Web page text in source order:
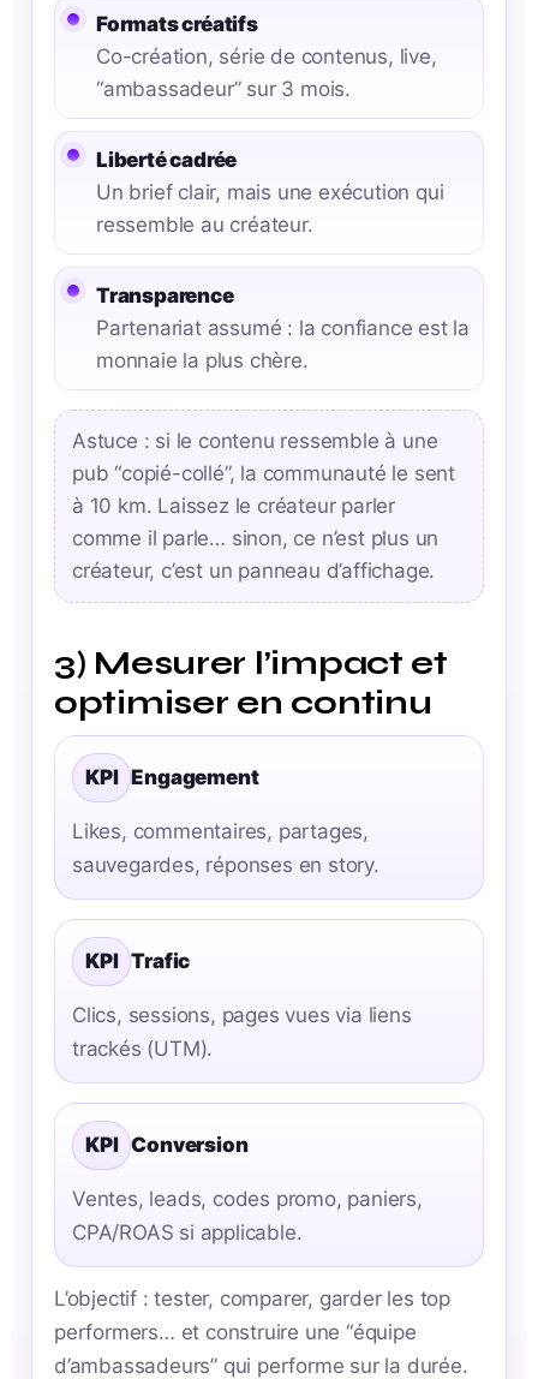
Formats créatifs
Co-création, série de contenus, live,
“ambassadeur” sur 3 mois.
Liberté cadrée
Un brief clair, mais une exécution qui
ressemble au créateur.
Transparence
Partenariat assumé : la confiance est la
monnaie la plus chère.
Astuce : si le contenu ressemble à une
pub “copié-collé”, la communauté le sent
à 10 km. Laissez le créateur parler
comme il parle… sinon, ce n’est plus un
créateur, c’est un panneau d’affichage.
3) Mesurer l’impact et
optimiser en continu
KPI Engagement
Likes, commentaires, partages,
sauvegardes, réponses en story.
KPI Trafic
Clics, sessions, pages vues via liens
trackés (UTM).
KPI Conversion
Ventes, leads, codes promo, paniers,
CPA/ROAS si applicable.
L’objectif : tester, comparer, garder les top
performers… et construire une “équipe
d’ambassadeurs” qui performe sur la durée.